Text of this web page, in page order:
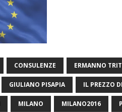
CONSULENZE ERMANNO
GIULIANO PISAPIA IL PREZZO
MILANO MILANO2016